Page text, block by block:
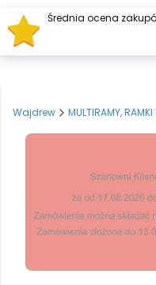
Wajdrew MULTIRAMY,
Średnia ocena